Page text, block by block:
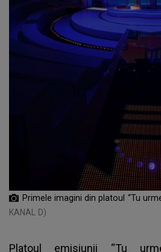
Primele imagini din platoul “Tu
KANAL D)
Platoul emisiunii “Tu